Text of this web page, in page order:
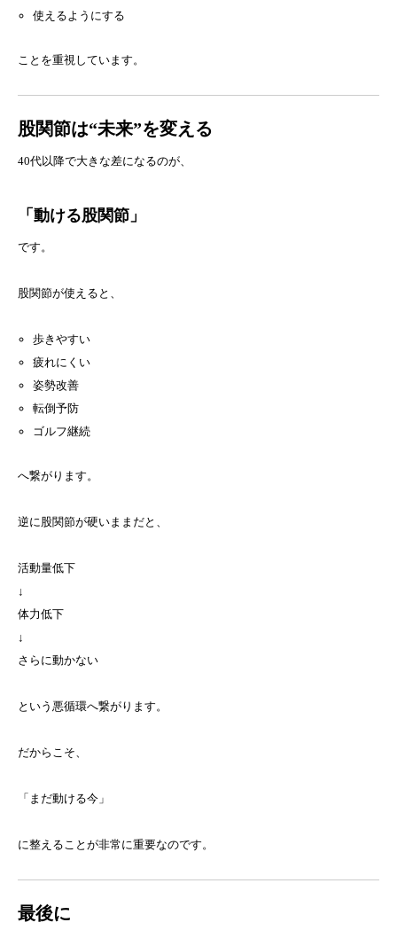
使えるようにする
ことを重視しています。
股関節は“未来”を変える
40代以降で大きな差になるのが、
「動ける股関節」
です。
股関節が使えると、
歩きやすい
疲れにくい
姿勢改善
転倒予防
ゴルフ継続
へ繋がります。
逆に股関節が硬いままだと、
活動量低下
↓
体力低下
↓
さらに動かない
という悪循環へ繋がります。
だからこそ、
「まだ動ける今」
に整えることが非常に重要なのです。
最後に